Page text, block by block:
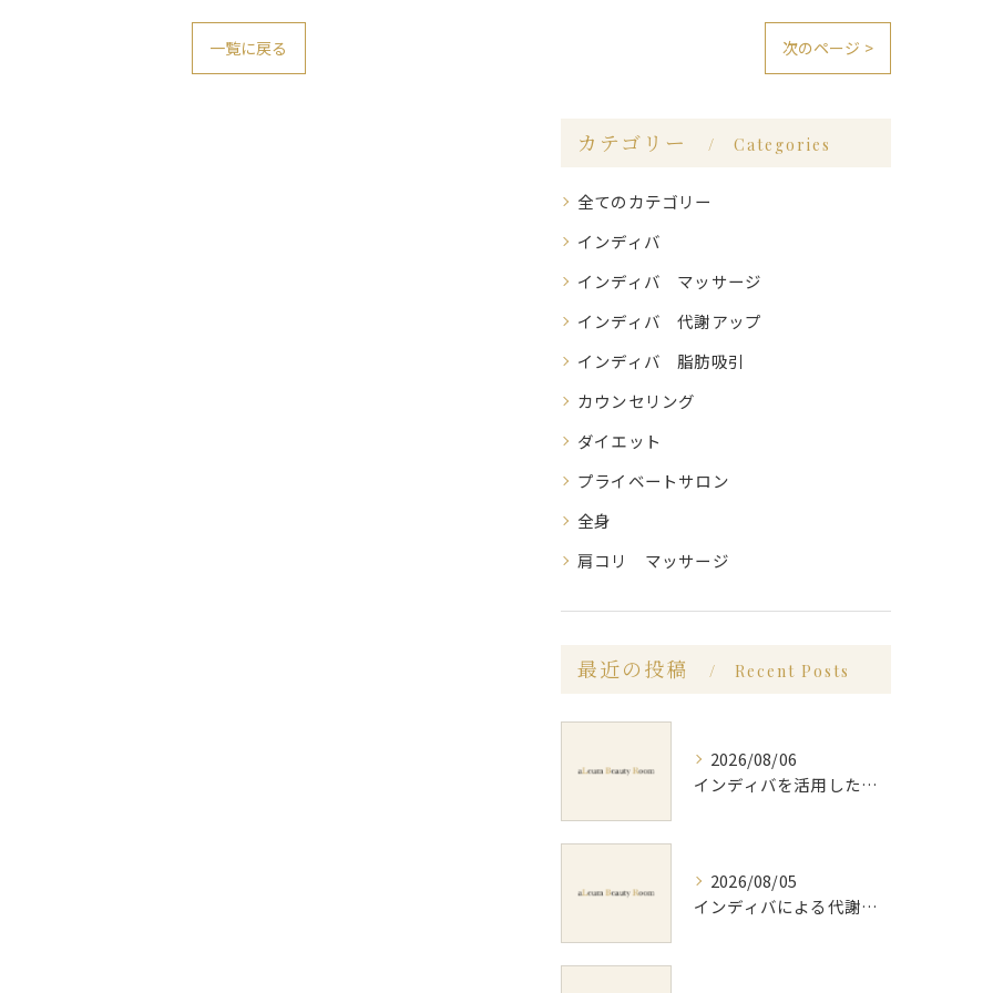
一覧に戻る 次のページ >
カテゴリー Categories
全てのカテゴリー
インディバ
インディバ マッサージ
インディバ 代謝アップ
インディバ 脂肪吸引
カウンセリング
ダイエット
プライベートサロン
全身
肩コリ マッサージ
最近の投稿 Recent Posts
2026/08/06
インディバを活用した足痩せ方法とセルライトやむくみ改善のポイント
2026/08/05
インディバによる代謝アップのビフォーアフター実体験と効果的な回数の見極め方